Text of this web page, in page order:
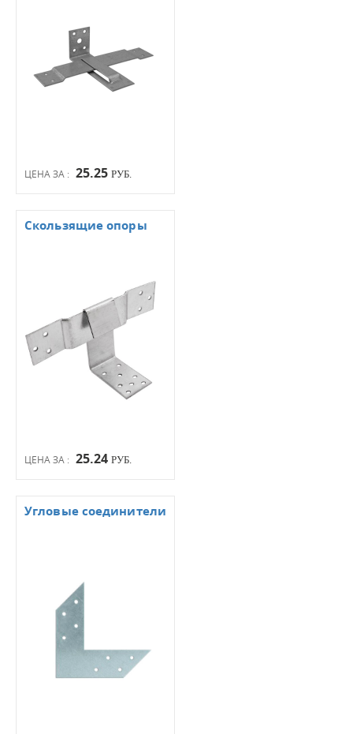
ЦЕНА ЗА : 25.25 РУБ.
ЦЕНА ЗА : 25.24 РУБ.
Скользящие опоры
Угловые соединители